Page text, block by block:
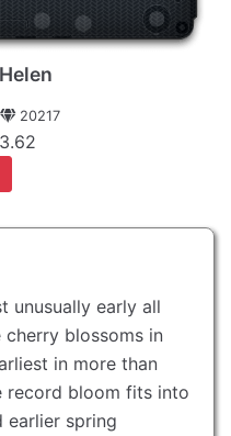
20217
unusually early all
cherry blossoms in
in more than
record bloom fits into
spring